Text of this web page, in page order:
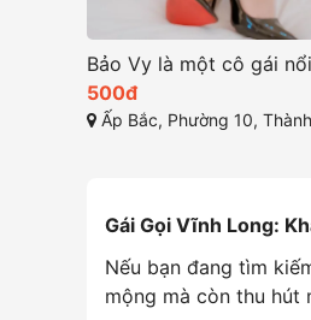
500đ
Ấp Bắc, Phường 10, Thành phố Mỹ Tho,
Gái Gọi Vĩnh Long:
Nếu bạn đang tìm
mộng mà còn thu hút